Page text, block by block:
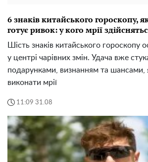
6 знаків китайського гороскопу,
готує ривок: у кого мрії
Шість знаків китайського гороскопу
у центрі чарівних змін. Удача вже
подарунками, визнанням та шансами,
виконати мрії
11:09 31.08